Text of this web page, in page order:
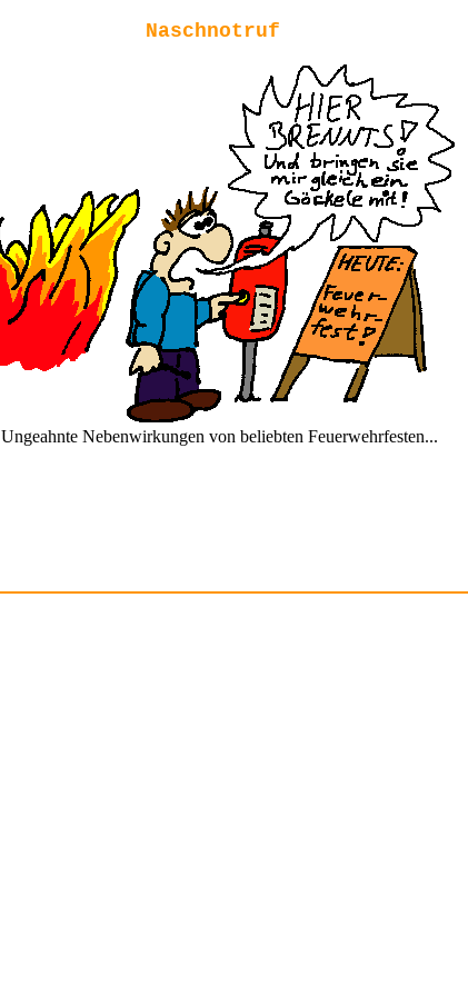
Naschnotruf
Ungeahnte Nebenwirkungen von beliebten Feuerwehrfesten...